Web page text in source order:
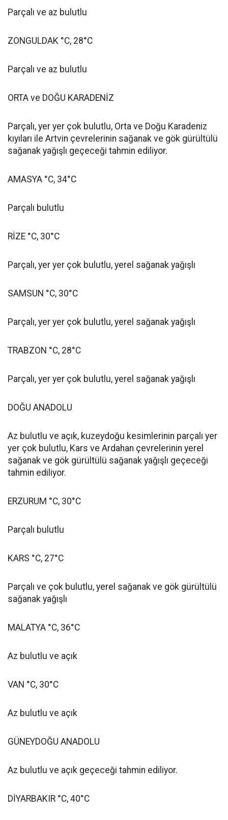
Parçalı ve az bulutlu
ZONGULDAK °C, 28°C
Parçalı ve az bulutlu
ORTA ve DOĞU KARADENİZ
Parçalı, yer yer çok bulutlu, Orta ve Doğu Karadeniz
kıyıları ile Artvin çevrelerinin sağanak ve gök gürültülü
sağanak yağışlı geçeceği tahmin ediliyor.
AMASYA °C, 34°C
Parçalı bulutlu
RİZE °C, 30°C
Parçalı, yer yer çok bulutlu, yerel sağanak yağışlı
SAMSUN °C, 30°C
Parçalı, yer yer çok bulutlu, yerel sağanak yağışlı
TRABZON °C, 28°C
Parçalı, yer yer çok bulutlu, yerel sağanak yağışlı
DOĞU ANADOLU
Az bulutlu ve açık, kuzeydoğu kesimlerinin parçalı yer
yer çok bulutlu, Kars ve Ardahan çevrelerinin yerel
sağanak ve gök gürültülü sağanak yağışlı geçeceği
tahmin ediliyor.
ERZURUM °C, 30°C
Parçalı bulutlu
KARS °C, 27°C
Parçalı ve çok bulutlu, yerel sağanak ve gök gürültülü
sağanak yağışlı
MALATYA °C, 36°C
Az bulutlu ve açık
VAN °C, 30°C
Az bulutlu ve açık
GÜNEYDOĞU ANADOLU
Az bulutlu ve açık geçeceği tahmin ediliyor.
DİYARBAKIR °C, 40°C